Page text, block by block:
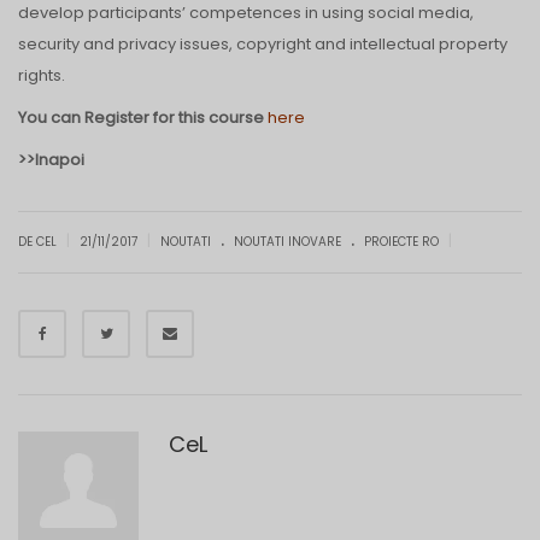
develop participants’ competences in using social media,
security and privacy issues, copyright and intellectual property
rights.
You can Register for this coursehere
>>Inapoi
DE CEL 21/11/2017 NOUTATI . NOUTATI INOVARE . PROIECTE RO
CeL